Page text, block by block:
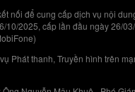
nối để cung cấp dịch vụ nội
10/2025, cấp lần đầu ngày 26/
Phát thanh, Truyền hình trên